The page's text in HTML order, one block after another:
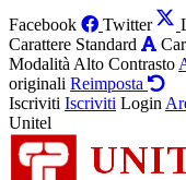
Facebook Twitter
Carattere Standard
Modalità Alto Contrasto
originali Reimposta
Iscriviti Iscriviti Login
Unitel